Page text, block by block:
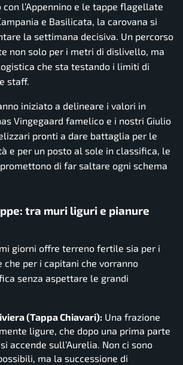
l’Appennino e le tappe flagellate
e Basilicata, la carovana si
la settimana decisiva. Un percorso
non solo per i metri di dislivello, ma
che sta testando i limiti di
staff.
iniziato a delineare i valori in
Vingegaard famelico e i nostri Giulio
pronti a dare battaglia per le
e per un posto al sole in classifica, le
di far saltare ogni schema
tra muri liguri e pianure
giorni offre terreno fertile sia per i
che per i capitani che vorranno
senza aspettare le grandi
(Tappa Chiavari): Una frazione
ligure, che dopo una prima parte
accende sull’Aurelia. Non ci sono
ma la successione di